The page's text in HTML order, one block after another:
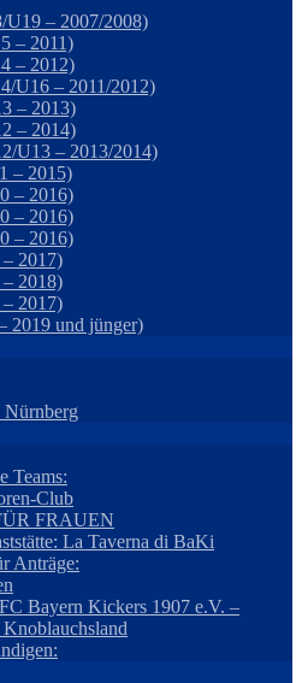
U19 – 2007/2008)
– 2011)
– 2012)
U16 – 2011/2012)
– 2013)
– 2014)
U13 – 2013/2014)
– 2015)
– 2016)
– 2016)
– 2016)
2017)
2018)
2017)
2019 und jünger)
Nürnberg
Teams:
Club
FRAUEN
La Taverna di BaKi
Anträge:
Bayern Kickers 1907 e.V. –
Knoblauchsland